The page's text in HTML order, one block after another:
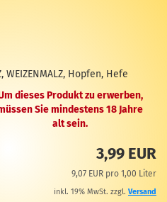
WEIZENMALZ, Hopfen, Hefe
dieses Produkt zu erwerben,
Sie mindestens 18 Jahre
alt sein.
3,99 EUR
9,07 EUR pro 1,00 Liter
inkl. 19% MwSt. zzgl. Versand